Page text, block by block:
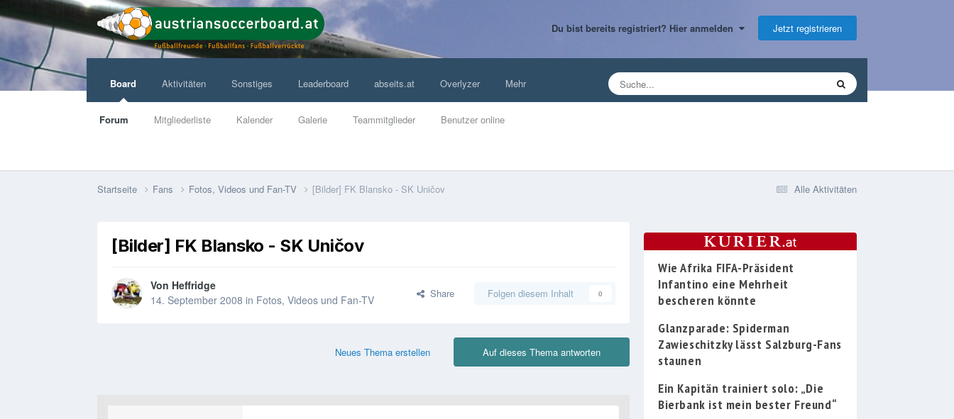
Du bist bereits registriert? Hier anmelden Jetzt registrieren
Board
Forum Mitgliederliste Kalender Galerie Teammitglieder Benutzer online
Aktivitäten Sonstiges Leaderboard abseits.at Overlyzer Mehr
Alle Aktivitäten
Startseite Fans Fotos, Videos und Fan-TV [Bilder] FK Blansko - SK Uničov
[Bilder] FK Blansko - SK Uničov
Von Heffridge
14. September 2008 in Fotos, Videos und Fan-TV Share Folgen diesem Inhalt 0
Auf dieses Thema antworten
Neues Thema erstellen
Wie Afrika FIFA-Präsident
Infantino eine Mehrheit
bescheren könnte
Glanzparade: Spiderman
Zawieschitzky lässt Salzburg-Fans
staunen
Ein Kapitän trainiert solo: „Die
Bierbank ist mein bester Freund“